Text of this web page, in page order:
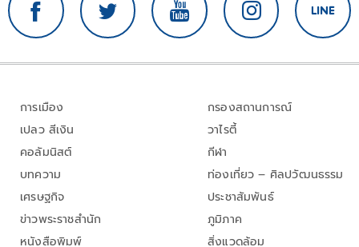
การเมือง
เปลว สีเงิน
คอลัมนิสต์
บทความ
เศรษฐกิจ
ข่าวพระราชสำนัก
หนังสือพิมพ์
กรองสถานการณ์
วาไรตี้
กีฬา
ท่องเที่ยว – ศิลปวัฒนธรรม
ประชาสัมพันธ์
ภูมิภาค
สิ่งแวดล้อม